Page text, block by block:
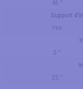
45 °
Support
Yes
5 °
22 °